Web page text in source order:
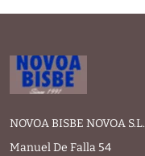
NOVOA BISBE NOVOA S.L.
Manuel De Falla 54